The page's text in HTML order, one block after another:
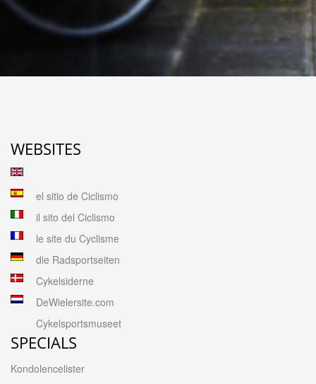
WEBSITES
el sitio de Ciclismo
il sito del Ciclismo
le site du Cyclisme
die Radsportseiten
Cykelsiderne
DeWielersite.com
Cykelsportsmuseet
SPECIALS
Kondolencelister